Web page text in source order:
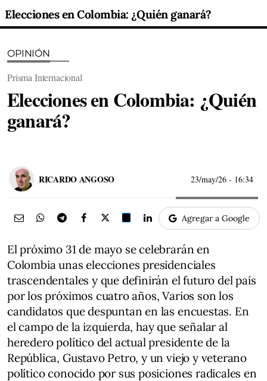
Elecciones en Colombia: ¿Quién ganará?
OPINIÓN
Prisma Internacional
Elecciones en Colombia: ¿Quién
ganará?
RICARDO ANGOSO 23/may/26 - 16:34
Agregar a Google
El próximo 31 de mayo se celebrarán en
Colombia unas elecciones presidenciales
trascendentales y que definirán el futuro del país
por los próximos cuatro años, Varios son los
candidatos que despuntan en las encuestas. En
el campo de la izquierda, hay que señalar al
heredero político del actual presidente de la
República, Gustavo Petro, y un viejo y veterano
político conocido por sus posiciones radicales en